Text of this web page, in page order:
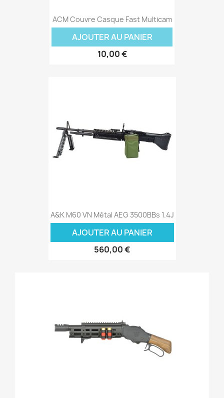
ACM Couvre Casque Fast Multicam
AJOUTER AU PANIER
10,00 €
A&K M60 VN Métal AEG 3500BBs 1.4J
AJOUTER AU PANIER
560,00 €